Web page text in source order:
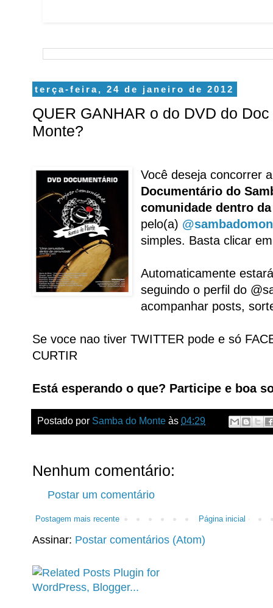
terça-feira, 24 de janeiro de 2012
QUER GANHAR o do DVD do
Monte?
Você deseja concorrer
Documentário do
comunidade dentro
pelo(a)
simples. Basta clicar em
Automaticamente
seguindo o perfil do
acompanhar posts,
Se voce nao tiver TWITTER pode e só
CURTIR
Está esperando o que? Participe e boa
Postado por Samba do Monte às 04:29
Nenhum comentário:
Postar um comentário
Postagem mais recente Página inicial
Assinar: Postar comentários (Atom)